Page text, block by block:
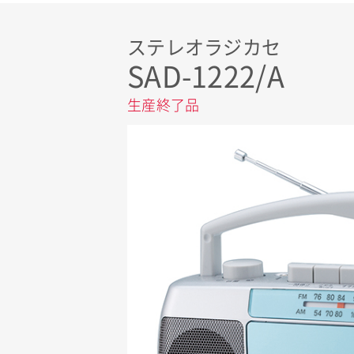
ステレオラジカセ
SAD-1222/A
生産終了品